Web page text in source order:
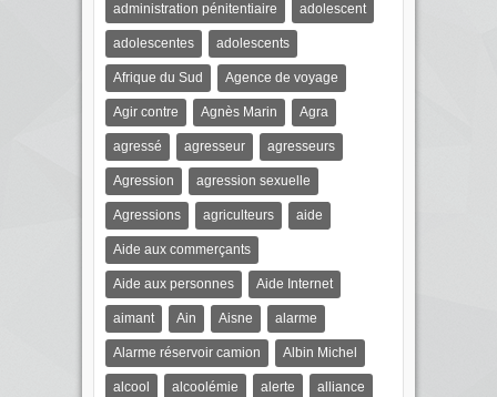
administration pénitentiaire adolescent
adolescentes adolescents
Afrique du Sud Agence de voyage
Agir contre Agnès Marin Agra
agressé agresseur agresseurs
Agression agression sexuelle
Agressions agriculteurs aide
Aide aux commerçants
Aide aux personnes Aide Internet
aimant Ain Aisne alarme
Alarme réservoir camion Albin Michel
alcool alcoolémie alerte alliance